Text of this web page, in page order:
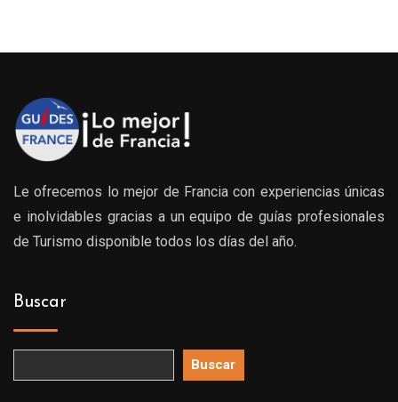
Le ofrecemos lo mejor de Francia con experiencias únicas
e inolvidables gracias a un equipo de guías profesionales
de Turismo disponible todos los días del año.
Buscar
Buscar